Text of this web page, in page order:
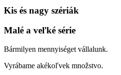
Kis és nagy szériák
Malé a veľké série
Bármilyen mennyiséget vállalunk.
Vyrábame akékoľvek množstvo.